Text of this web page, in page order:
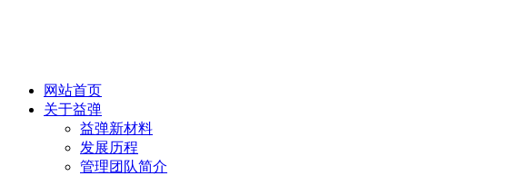
网站首页
关于益弹
益弹新材料
发展历程
管理团队简介